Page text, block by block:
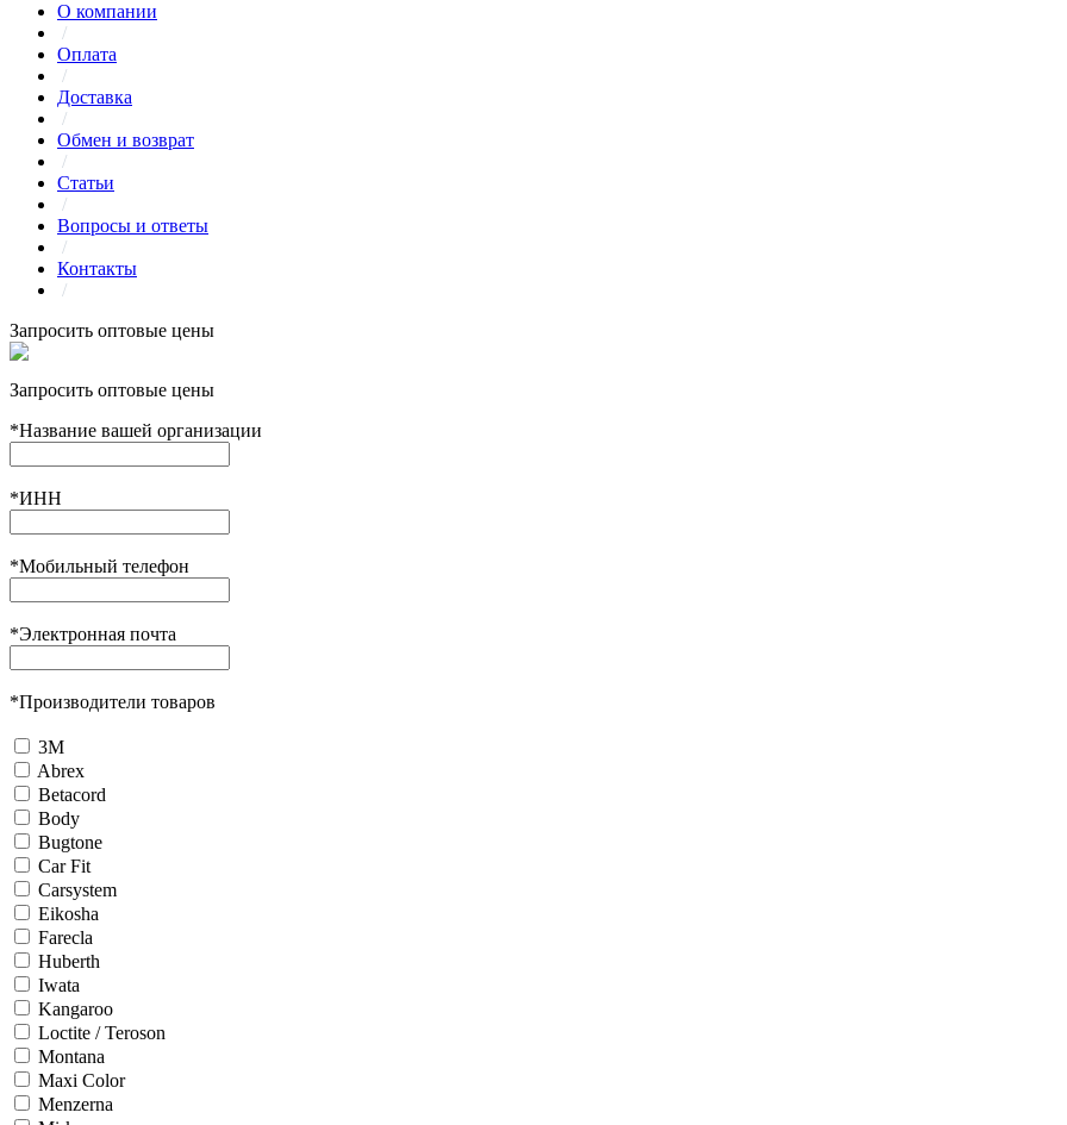
О компании
/
Оплата
/
Доставка
/
Обмен и возврат
/
Статьи
/
Вопросы и ответы
/
Контакты
/
Запросить оптовые цены
Запросить оптовые цены
*Название вашей организации
*ИНН
*Мобильный телефон
*Электронная почта
*Производители товаров
3М
Abrex
Betacord
Body
Bugtone
Car Fit
Carsystem
Eikosha
Farecla
Huberth
Iwata
Kangaroo
Loctite / Teroson
Montana
Maxi Color
Menzerna